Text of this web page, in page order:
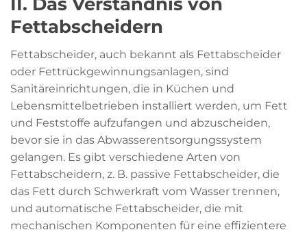
Fettabscheidern
Fettabscheider, auch bekannt als Fettabscheider
oder Fettrückgewinnungsanlagen, sind
Sanitäreinrichtungen, die in Küchen und
Lebensmittelbetrieben installiert werden, um Fett
und Feststoffe aufzufangen und abzuscheiden,
bevor sie in das Abwasserentsorgungssystem
gelangen. Es gibt verschiedene Arten von
Fettabscheidern, z. B. passive Fettabscheider, die
das Fett durch Schwerkraft vom Wasser trennen,
und automatische Fettabscheider, die mit
mechanischen Komponenten für eine effizientere